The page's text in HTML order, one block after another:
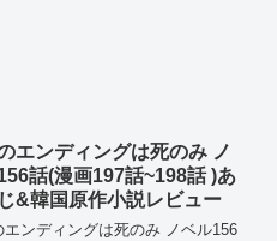
エンディングは死のみ ノ
話(漫画197話~198話 )あ
&韓国原作小説レビュー
エンディングは死のみ ノベル156